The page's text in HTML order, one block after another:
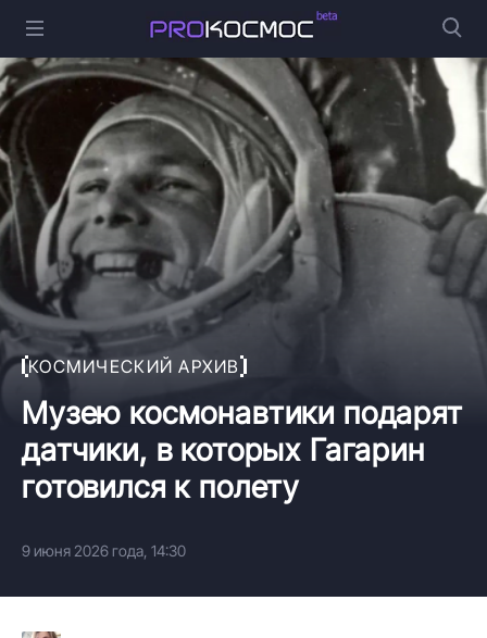
КОСМИЧЕСКИЙ АРХИВ
Музею космонавтики подарят
датчики, в которых Гагарин
готовился к полету
9 июня 2026 года, 14:30